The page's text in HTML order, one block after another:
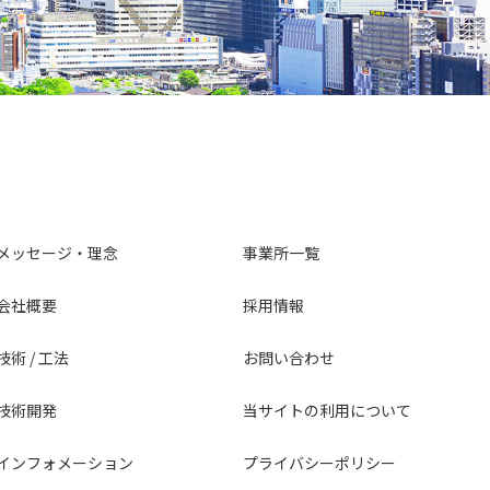
ッセージ・理念
社概要
術 / 工法
術開発
ンフォメーション
事業所一覧
採用情報
お問い合わせ
当サイトの利用について
プライバシーポリシー